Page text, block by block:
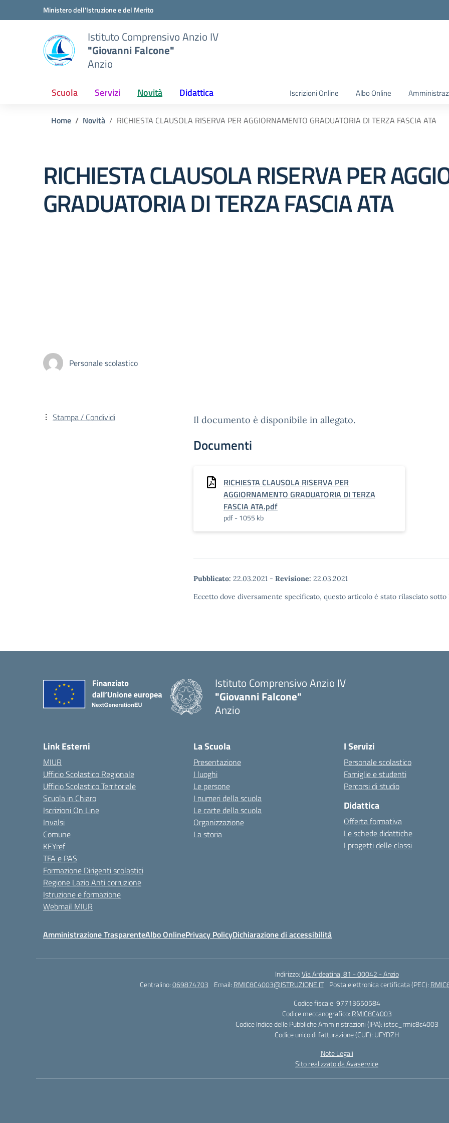
Vai ai contenuti
Vai al menu di navigazioneMinistero dell'Istruzione e del Merito
Istituto Comprensivo Anzio IV
"Giovanni Falcone"
Anzio
Scuola Servizi Novità Didattica Iscrizioni Online Albo Online
Home Novità RICHIESTA CLAUSOLA RISERVA PER AGGIORNAMENTO GRADUATORIA DI TERZA FASCIA ATA
RICHIESTA CLAUSOLA RISERVA PER
GRADUATORIA DI TERZA FASCIA ATA
Personale scolastico
Il documento è disponibile in allegato.
Documenti
RICHIESTA CLAUSOLA RISERVA PER
AGGIORNAMENTO GRADUATORIA DI TERZA
FASCIA ATA.pdf
pdf - 1055 kb
Pubblicato: 22.03.2021 - Revisione: 22.03.2021
Eccetto dove diversamente specificato, questo articolo è stato rilasciato
Stampa / Condividi
Istituto Comprensivo Anzio IV
"Giovanni Falcone"
Anzio
Link Esterni
MIUR
Ufficio Scolastico Regionale
Ufficio Scolastico Territoriale
Scuola in Chiaro
Iscrizioni On Line
Invalsi
Comune
KEYref
TFA e PAS
Formazione Dirigenti scolastici
Regione Lazio Anti corruzione
Istruzione e formazione
Webmail MIUR
La Scuola
Presentazione
I luoghi
Le persone
I numeri della scuola
Le carte della scuola
Organizzazione
La storia
I Servizi
Personale scolastico
Famiglie e studenti
Percorsi di studio
Didattica
Offerta formativa
Le schede didattiche
I progetti delle classi
Amministrazione TrasparenteAlbo OnlinePrivacy PolicyDichiarazione di accessibilità
Indirizzo:Via Ardeatina, 81 - 00042 - Anzio
Centralino:069874703 Email: RMIC8C4003@ISTRUZIONE.IT Posta elettronica certificata (PEC):
Codice fiscale: 97713650584
Codice meccanografico: RMIC8C4003
Codice Indice delle Pubbliche Amministrazioni (IPA): istsc_rmic8c4003
Codice unico di fatturazione (CUF): UFYDZH
Note Legali
Sito realizzato da Avaservice